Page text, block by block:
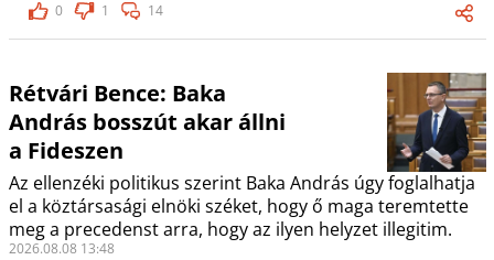
0
1 14
Rétvári Bence: Baka
András bosszút akar állni
a Fideszen
Az ellenzéki politikus szerint Baka András úgy foglalhatja
el a köztársasági elnöki széket, hogy ő maga teremtette
meg a precedenst arra, hogy az ilyen helyzet illegitim.
2026.08.08 13:48